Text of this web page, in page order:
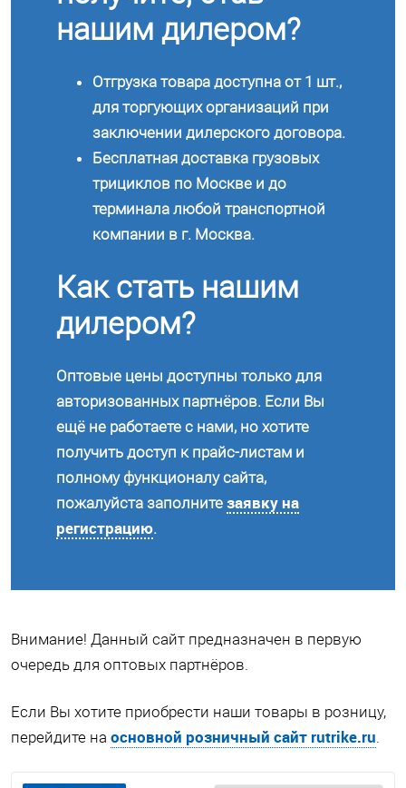
нашим дилером?
Отгрузка товара доступна от 1 шт.,
для торгующих организаций при
заключении дилерского договора.
Бесплатная доставка грузовых
трициклов по Москве и до
терминала любой транспортной
компании в г. Москва.
Как стать нашим
дилером?
Оптовые цены доступны только для
авторизованных партнёров. Если Вы
ещё не работаете с нами, но хотите
получить доступ к прайс-листам и
полному функционалу сайта,
пожалуйста заполните заявку на
регистрацию.
Внимание! Данный сайт предназначен в первую
очередь для оптовых партнёров.
Если Вы хотите приобрести наши товары в розницу,
перейдите на основной розничный сайт rutrike.ru.